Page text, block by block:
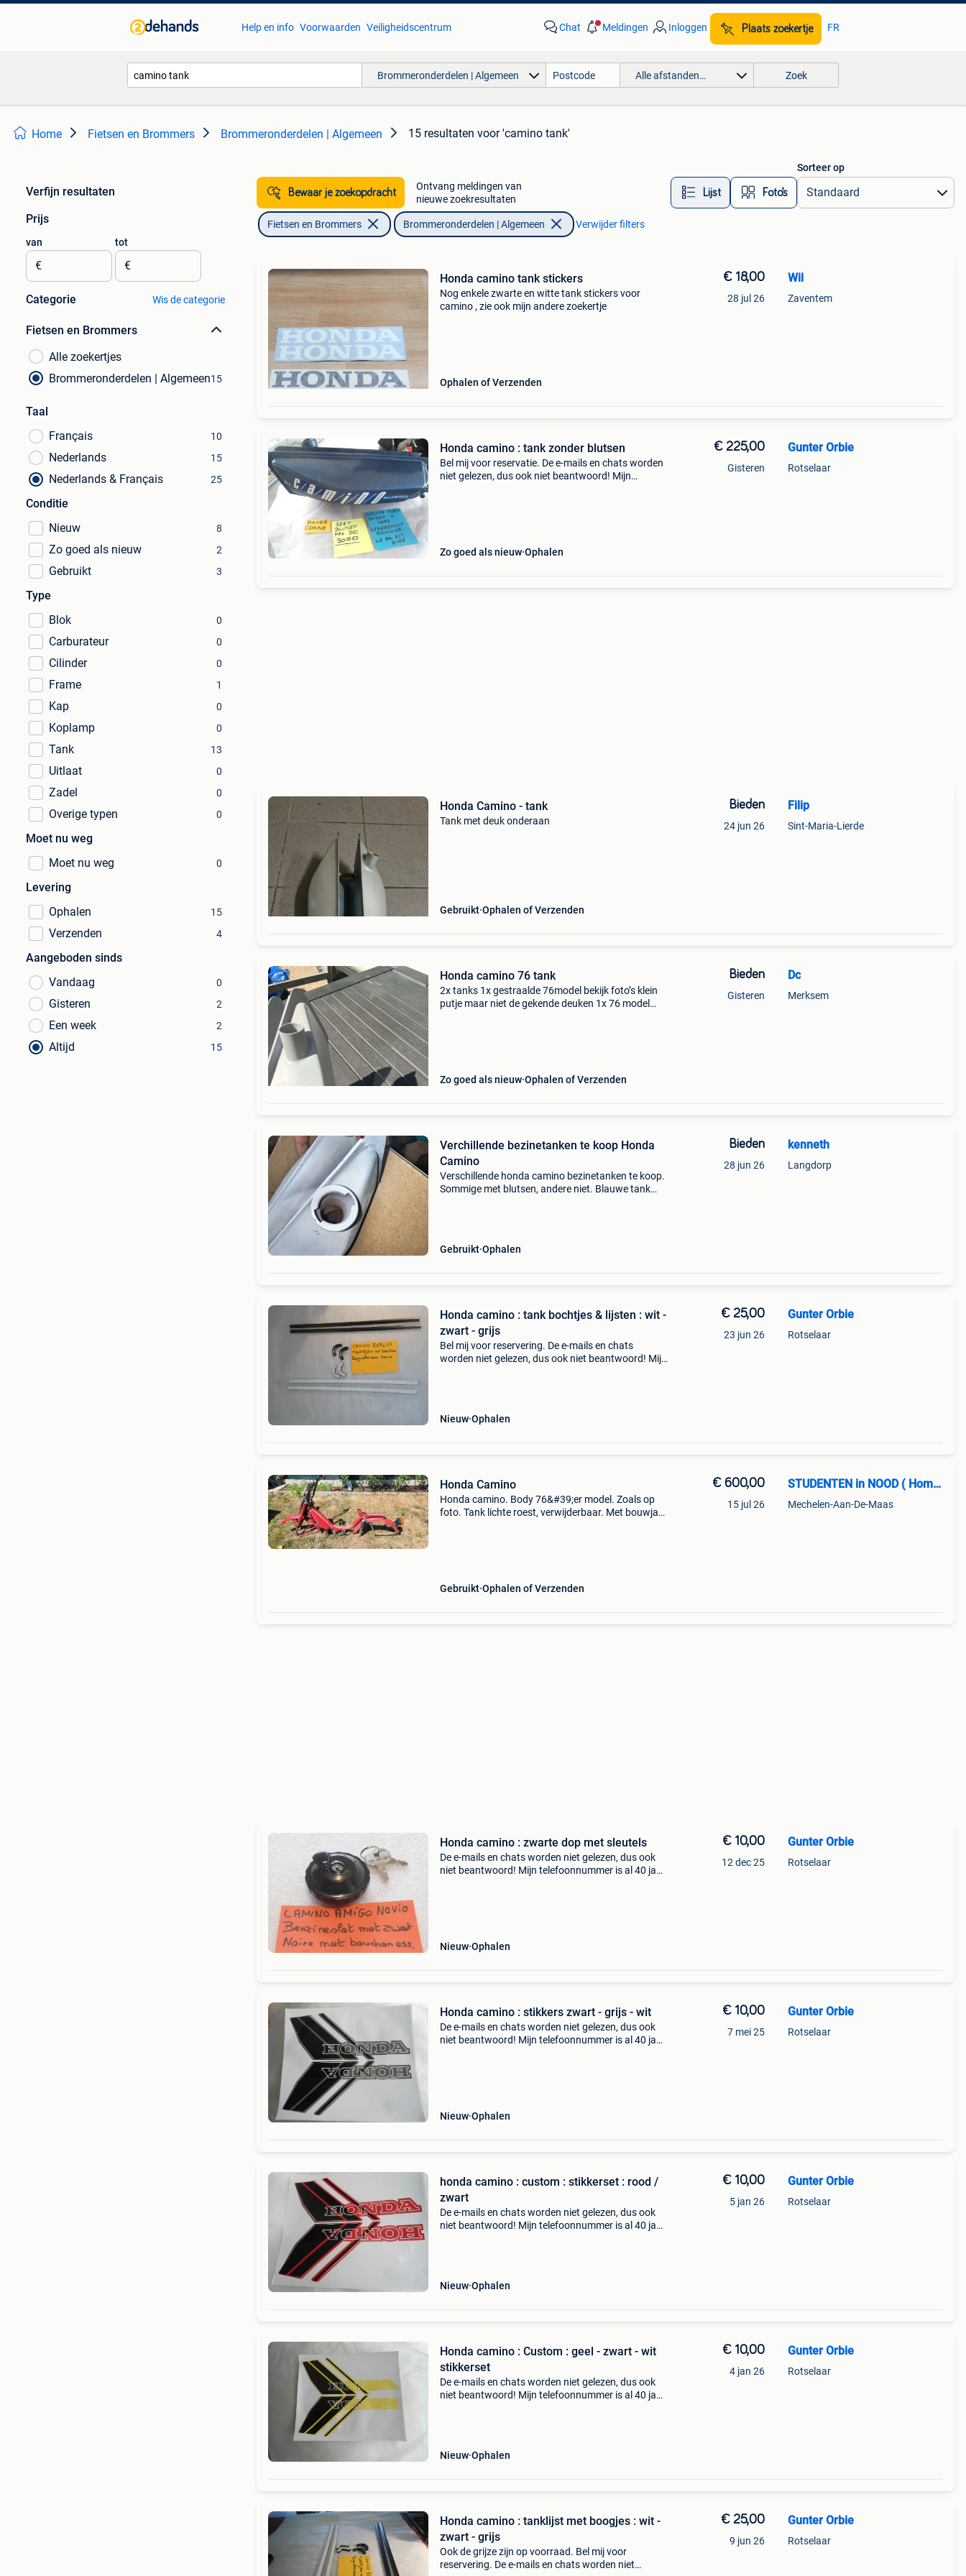
Help en info Voorwaarden Veiligheidscentrum Chat Meldingen Inloggen Plaats zoekertje FR
Brommeronderdelen | Algemeen Alle afstanden… Zoek
Home Fietsen en Brommers Brommeronderdelen | Algemeen 15 resultaten voor 'camino tank'
Verfijn resultaten
Prijs
van
€
tot
€
Categorie Wis de categorie
Fietsen en Brommers
Alle zoekertjes
Brommeronderdelen | Algemeen15
Taal
Français
10
Nederlands 15
Nederlands & Français 25
Conditie
Nieuw
8
Zo goed als nieuw 2
Gebruikt 3
Type
Blok
0
Carburateur 0
Cilinder 0
Frame 1
Kap 0
Koplamp 0
Tank 13
Uitlaat 0
Zadel 0
Overige typen 0
Moet nu weg
Moet nu weg
0
Levering
Ophalen
15
Verzenden 4
Aangeboden sinds
Vandaag
0
Gisteren 2
Een week 2
Altijd 15
Bewaar je zoekopdracht
Ontvang meldingen van
nieuwe zoekresultaten
Lijst Foto’s
Sorteer op
Fietsen en Brommers Brommeronderdelen | Algemeen Verwijder filters
Honda camino tank stickers
Nog enkele zwarte en witte tank stickers voor
camino , zie ook mijn andere zoekertje
Ophalen of Verzenden
€ 18,00
28 jul 26
Wil
Zaventem
Honda camino : tank zonder blutsen
Bel mij voor reservatie. De e-mails en chats worden
niet gelezen, dus ook niet beantwoord! Mijn
Zo goed als nieuw Ophalen
€ 225,00
Gisteren
Gunter Orbie
Rotselaar
Honda Camino - tank
Tank met deuk onderaan
Gebruikt Ophalen of Verzenden
Bieden
24 jun 26
Filip
Sint-Maria-Lierde
Honda camino 76 tank
2x tanks 1x gestraalde 76model bekijk foto’s klein
putje maar niet de gekende deuken 1x 76 model
Zo goed als nieuw Ophalen of Verzenden
Bieden
Gisteren
Dc
Merksem
Verchillende bezinetanken te koop Honda
Camino
Verschillende honda camino bezinetanken te koop.
Sommige met blutsen, andere niet. Blauwe tank
Gebruikt Ophalen
Bieden
28 jun 26
kenneth
Langdorp
Honda camino : tank bochtjes & lijsten : wit -
zwart - grijs
Bel mij voor reservering. De e-mails en chats
worden niet gelezen, dus ook niet beantwoord! Mijn
Nieuw Ophalen
€ 25,00
23 jun 26
Gunter Orbie
Rotselaar
Honda Camino
Honda camino. Body 76&#39;er model. Zoals op
foto. Tank lichte roest, verwijderbaar. Met bouwjaar
Gebruikt Ophalen of Verzenden
€ 600,00
15 jul 26
STUDENTEN in NOOD ( Homer S. )
Mechelen-Aan-De-Maas
Honda camino : zwarte dop met sleutels
De e-mails en chats worden niet gelezen, dus ook
niet beantwoord! Mijn telefoonnummer is al 40 jaar
Nieuw Ophalen
€ 10,00
12 dec 25
Gunter Orbie
Rotselaar
Honda camino : stikkers zwart - grijs - wit
De e-mails en chats worden niet gelezen, dus ook
niet beantwoord! Mijn telefoonnummer is al 40 jaar
Nieuw Ophalen
€ 10,00
7 mei 25
Gunter Orbie
Rotselaar
honda camino : custom : stikkerset : rood /
zwart
De e-mails en chats worden niet gelezen, dus ook
niet beantwoord! Mijn telefoonnummer is al 40 jaar
Nieuw Ophalen
€ 10,00
5 jan 26
Gunter Orbie
Rotselaar
Honda camino : Custom : geel - zwart - wit
stikkerset
De e-mails en chats worden niet gelezen, dus ook
niet beantwoord! Mijn telefoonnummer is al 40 jaar
Nieuw Ophalen
€ 10,00
4 jan 26
Gunter Orbie
Rotselaar
Honda camino : tanklijst met boogjes : wit -
zwart - grijs
Ook de grijze zijn op voorraad. Bel mij voor
reservering. De e-mails en chats worden niet
€ 25,00
9 jun 26
Gunter Orbie
Rotselaar